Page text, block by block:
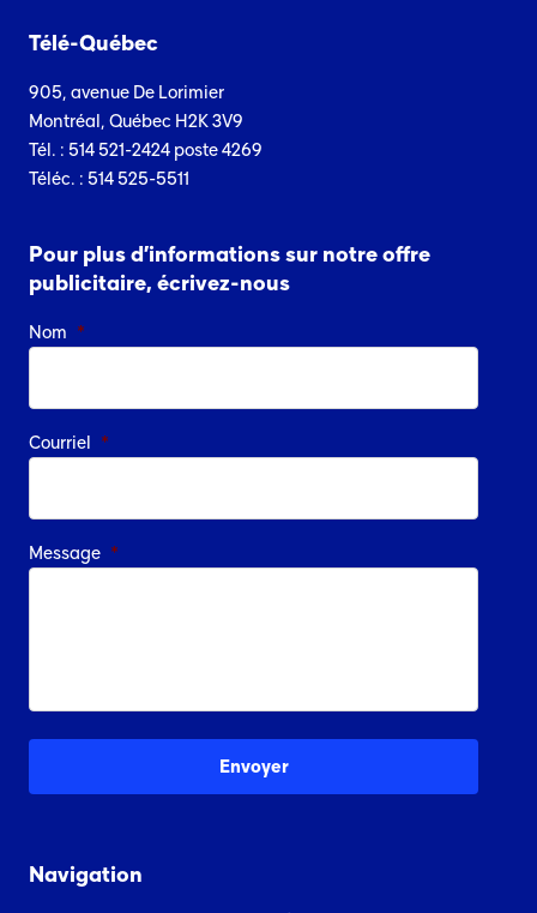
Télé-Québec
905, avenue De Lorimier
Montréal, Québec H2K 3V9
Tél. : 514 521-2424 poste 4269
Téléc. : 514 525-5511
Pour plus d’informations sur notre offre
publicitaire, écrivez-nous
Nom *
Courriel *
Message *
Navigation